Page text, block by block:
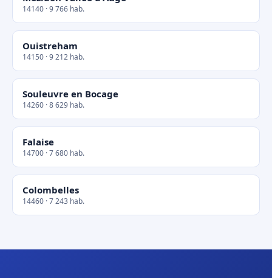
14140 · 9 766 hab.
Ouistreham
14150 · 9 212 hab.
Souleuvre en Bocage
14260 · 8 629 hab.
Falaise
14700 · 7 680 hab.
Colombelles
14460 · 7 243 hab.